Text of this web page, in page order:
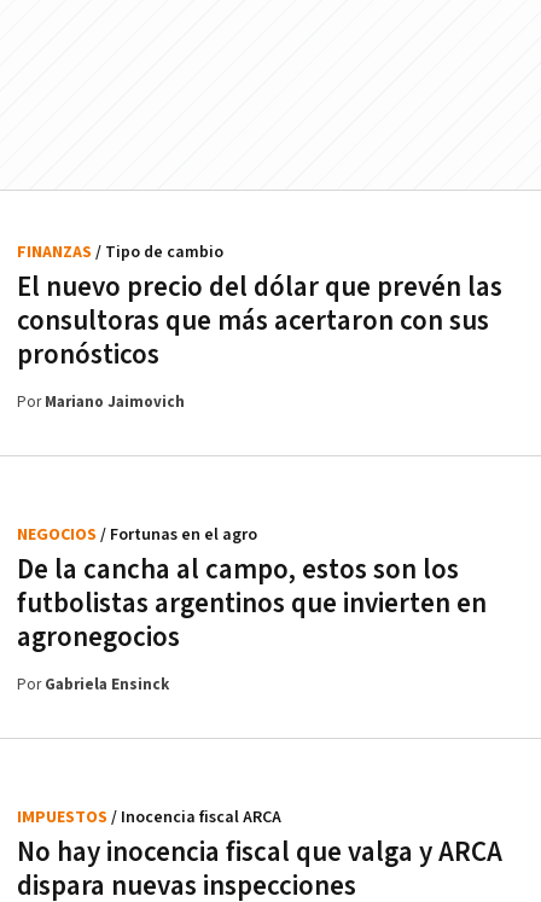
El nuevo precio del dólar que prevén las
consultoras que más acertaron con sus
pronósticos
FINANZAS / Tipo de cambio
PorMariano Jaimovich
De la cancha al campo, estos son los
futbolistas argentinos que invierten en
agronegocios
NEGOCIOS / Fortunas en el agro
PorGabriela Ensinck
No hay inocencia fiscal que valga y ARCA
dispara nuevas inspecciones
IMPUESTOS / Inocencia fiscal ARCA